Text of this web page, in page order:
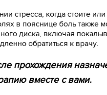
стресса, когда стоите
в пояснице боль также
диска, включая
обратиться к врачу.
прохождения
вместе с вами.